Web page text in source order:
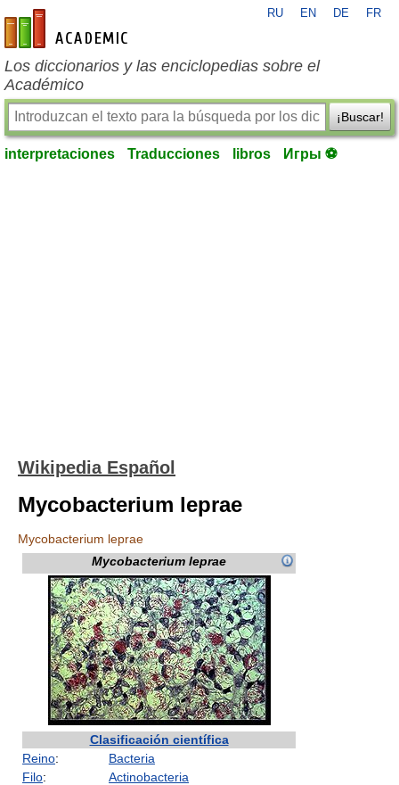
es-academic.com
RU EN DE FR
Los diccionarios y las enciclopedias sobre el
Académico
¡Buscar!
interpretaciones Traducciones libros Игры ⚽
Wikipedia Español
Mycobacterium leprae
Mycobacterium leprae
Mycobacterium leprae
Clasificación científica
Reino:
Bacteria
Filo:
Actinobacteria